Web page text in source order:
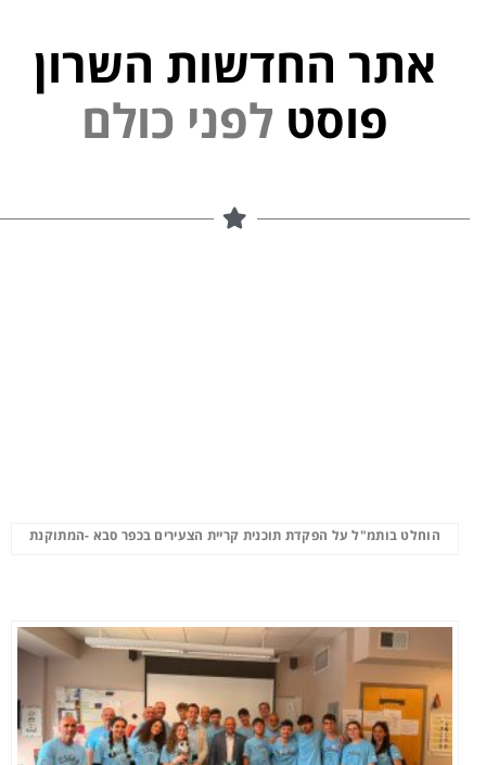
אתר החדשות השרון
פוסט
הוחלט בותמ"ל על הפקדת תוכנית קריית הצעירים בכפר סבא -המתוקנת